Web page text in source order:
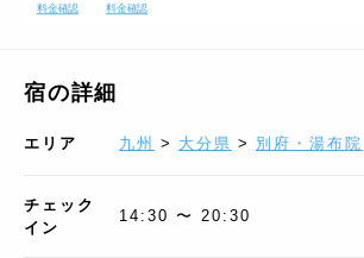
料金確認 料金確認
宿の詳細
エリア 九州 > 大分県 > 別府・湯布院
チェック
イン
14:30 〜 20:30